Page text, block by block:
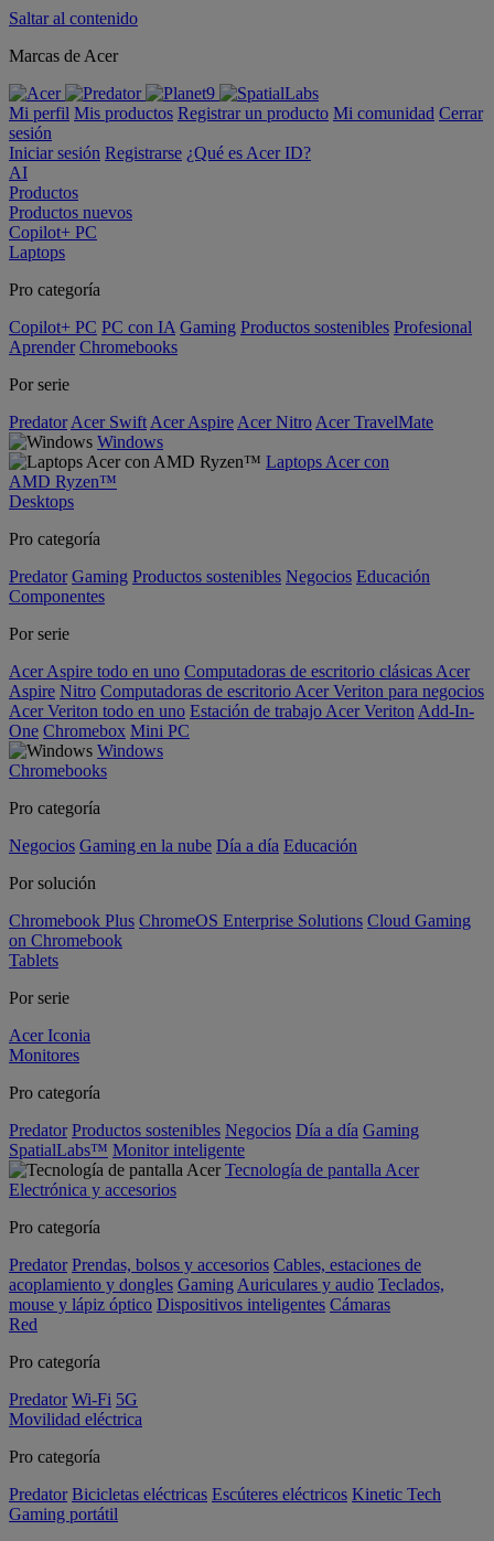
Saltar al contenido
Marcas de Acer
Mi perfil Mis productos Registrar un producto Mi comunidad Cerrar
sesión
Iniciar sesión Registrarse ¿Qué es Acer ID?
AI
Productos
Productos nuevos
Copilot+ PC
Laptops
Pro categoría
Copilot+ PC PC con IA Gaming Productos sostenibles Profesional
Aprender Chromebooks
Por serie
Predator Acer Swift Acer Aspire Acer Nitro Acer TravelMate
Windows
Laptops Acer con
AMD Ryzen™
Desktops
Pro categoría
Predator Gaming Productos sostenibles Negocios Educación
Componentes
Por serie
Acer Aspire todo en uno Computadoras de escritorio clásicas Acer
Aspire Nitro Computadoras de escritorio Acer Veriton para negocios
Acer Veriton todo en uno Estación de trabajo Acer Veriton Add-In-
One Chromebox Mini PC
Windows
Chromebooks
Pro categoría
Negocios Gaming en la nube Día a día Educación
Por solución
Chromebook Plus ChromeOS Enterprise Solutions Cloud Gaming
on Chromebook
Tablets
Por serie
Acer Iconia
Monitores
Pro categoría
Predator Productos sostenibles Negocios Día a día Gaming
SpatialLabs™ Monitor inteligente
Tecnología de pantalla Acer
Electrónica y accesorios
Pro categoría
Predator Prendas, bolsos y accesorios Cables, estaciones de
acoplamiento y dongles Gaming Auriculares y audio Teclados,
mouse y lápiz óptico Dispositivos inteligentes Cámaras
Red
Pro categoría
Predator Wi-Fi 5G
Movilidad eléctrica
Pro categoría
Predator Bicicletas eléctricas Escúteres eléctricos Kinetic Tech
Gaming portátil